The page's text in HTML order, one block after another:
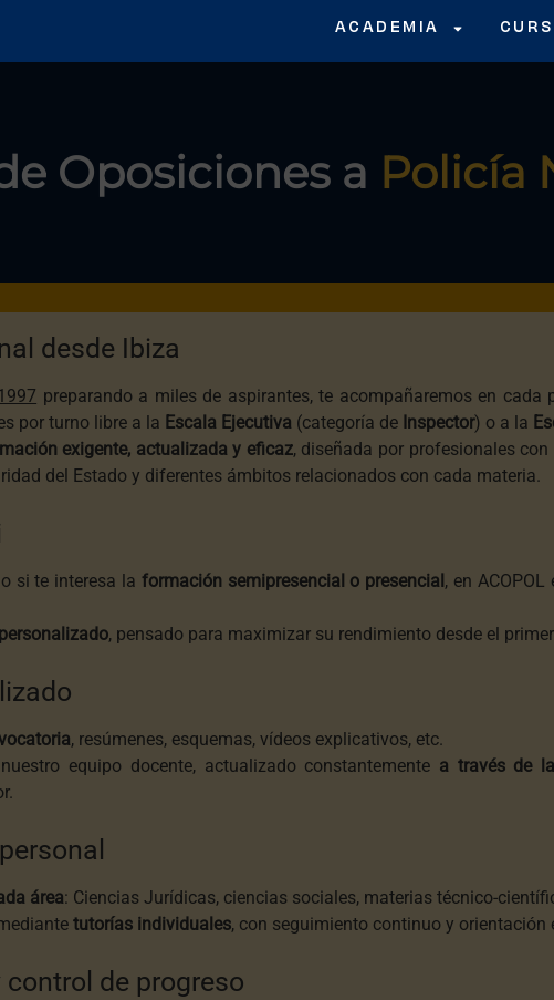
ACADEMIA
Oposiciones a Policía
desde Ibiza
preparando a miles de aspirantes, te acompañaremos en
por turno libre a la Escala Ejecutiva (categoría de Inspector) o a la
exigente, actualizada y eficaz, diseñada por profesionales
del Estado y diferentes ámbitos relacionados con cada materia.
si te interesa la formación semipresencial o presencial , en
, pensado para maximizar su rendimiento desde el
, resúmenes, esquemas, vídeos explicativos, etc.
equipo docente, actualizado constantemente a través de
área: Ciencias Jurídicas, ciencias sociales, materias técnico-
tutorías individuales, con seguimiento continuo y
de progreso